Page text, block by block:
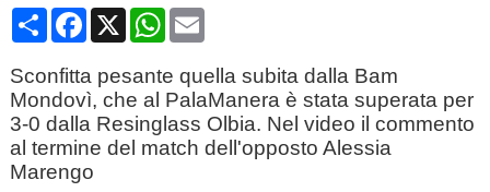
CondividiFacebook
X WhatsApp
Email
Sconfitta pesante quella subita dalla Bam
Mondovì, che al PalaManera è stata superata per
3-0 dalla Resinglass Olbia. Nel video il commento
al termine del match dell'opposto Alessia
Marengo